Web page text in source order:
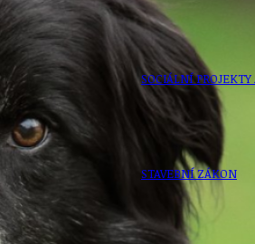
SOCIÁLNÍ PROJEKTY
STAVEBNÍ ZÁKON